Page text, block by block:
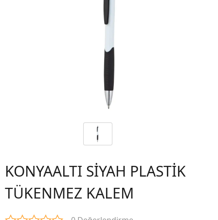
KONYAALTI SİYAH PLASTİK
TÜKENMEZ KALEM